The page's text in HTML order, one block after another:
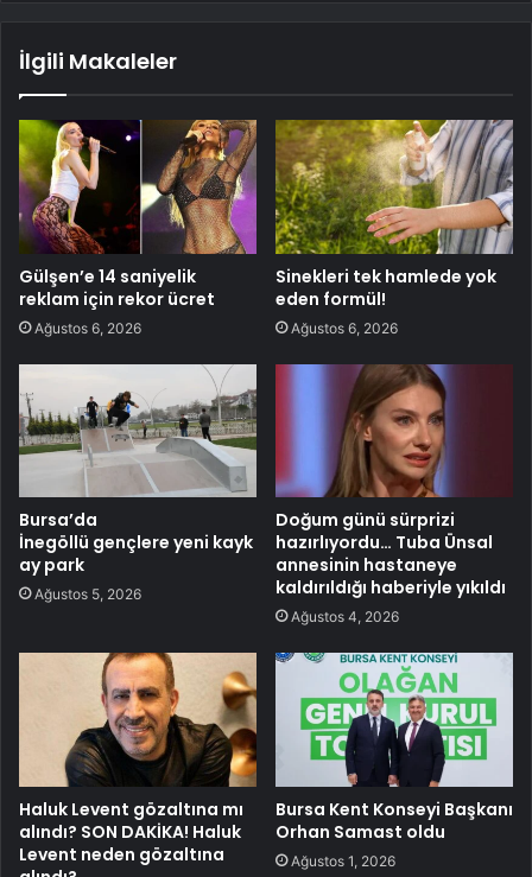
İlgili Makaleler
Gülşen’e 14 saniyelik
reklam için rekor ücret
Ağustos 6, 2026
Sinekleri tek hamlede yok
eden formül!
Ağustos 6, 2026
Bursa’da
İnegöllü gençlere yeni kayk
ay park
Ağustos 5, 2026
Doğum günü sürprizi
hazırlıyordu… Tuba Ünsal
annesinin hastaneye
kaldırıldığı haberiyle yıkıldı
Ağustos 4, 2026
Haluk Levent gözaltına mı
alındı? SON DAKİKA! Haluk
Levent neden gözaltına
Bursa Kent Konseyi Başkanı
Orhan Samast oldu
Ağustos 1, 2026